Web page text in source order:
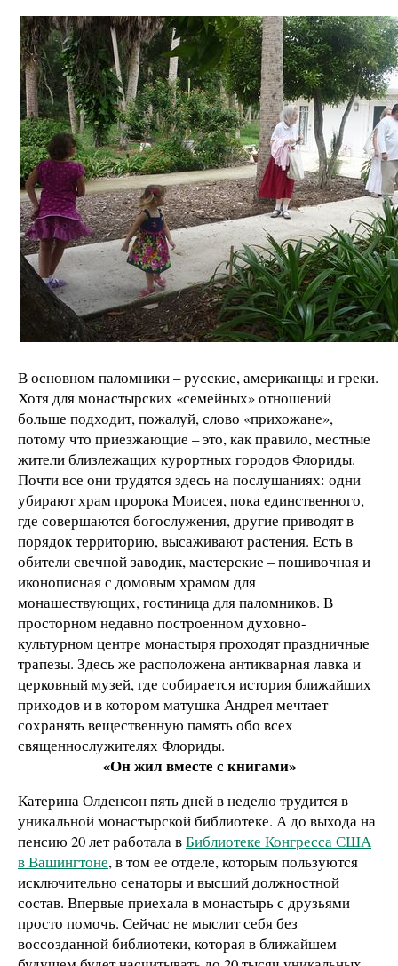
В основном паломники – русские, американцы и греки.
Хотя для монастырских «семейных» отношений
больше подходит, пожалуй, слово «прихожане»,
потому что приезжающие – это, как правило, местные
жители близлежащих курортных городов Флориды.
Почти все они трудятся здесь на послушаниях: одни
убирают храм пророка Моисея, пока единственного,
где совершаются богослужения, другие приводят в
порядок территорию, высаживают растения. Есть в
обители свечной заводик, мастерские – пошивочная и
иконописная с домовым храмом для
монашествующих, гостиница для паломников. В
просторном недавно построенном духовно-
культурном центре монастыря проходят праздничные
трапезы. Здесь же расположена антикварная лавка и
церковный музей, где собирается история ближайших
приходов и в котором матушка Андрея мечтает
сохранять вещественную память обо всех
священнослужителях Флориды.
«Он жил вместе с книгами»
Катерина Олденсон пять дней в неделю трудится в
уникальной монастырской библиотеке. А до выхода на
пенсию 20 лет работала вБиблиотеке Конгресса США
в Вашингтоне, в том ее отделе, которым пользуются
исключительно сенаторы и высший должностной
состав. Впервые приехала в монастырь с друзьями
просто помочь. Сейчас не мыслит себя без
воссозданной библиотеки, которая в ближайшем